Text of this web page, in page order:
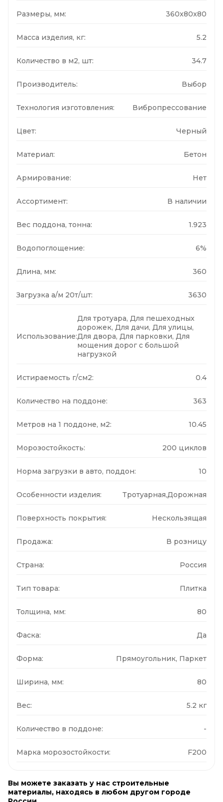
Размеры, мм: 360x80x80
Масса изделия, кг: 5.2
Количество в м2, шт: 34.7
Производитель: Выбор
Технология изготовления: Вибропрессование
Цвет: Черный
Материал: Бетон
Армирование: Нет
Ассортимент: В наличии
Вес поддона, тонна: 1.923
Водопоглощение: 6%
Длина, мм: 360
Загрузка а/м 20т/шт: 3630
Использование:
Для тротуара, Для пешеходных
дорожек, Для дачи, Для улицы,
Для двора, Для парковки, Для
мощения дорог с большой
нагрузкой
Истираемость г/см2: 0.4
Количество на поддоне: 363
Метров на 1 поддоне, м2: 10.45
Морозостойкость: 200 циклов
Норма загрузки в авто, поддон: 10
Особенности изделия: Тротуарная,Дорожная
Поверхность покрытия: Нескользящая
Продажа: В розницу
Страна: Россия
Тип товара: Плитка
Толщина, мм: 80
Фаска: Да
Форма: Прямоугольник, Паркет
Ширина, мм: 80
Вес: 5.2 кг
Количество в поддоне: -
Марка морозостойкости: F200
Вы можете заказать у нас строительные
материалы, находясь в любом другом городе